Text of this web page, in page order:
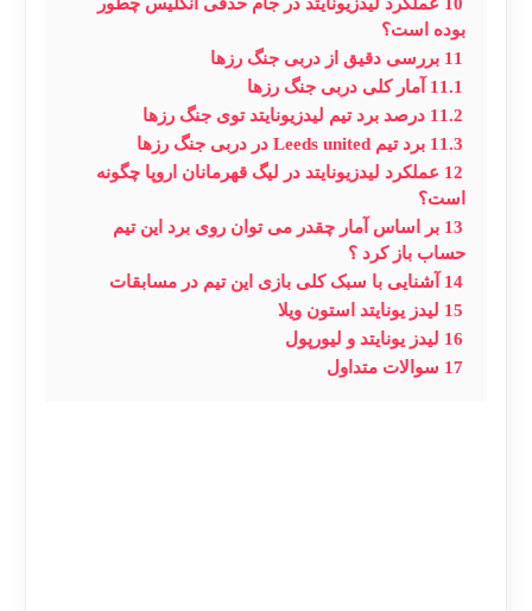
10 عملکرد لیدزیونایتد در جام حذفی انگلیس چطور
بوده است؟
11 بررسی دقیق از دربی جنگ رزها
11.1 آمار کلی دربی جنگ رزها
11.2 درصد برد تیم لیدزیونایتد توی جنگ رزها
11.3 برد تیم Leeds united در دربی جنگ رزها
12 عملکرد لیدزیونایتد در لیگ قهرمانان اروپا چگونه
است؟
13 بر اساس آمار چقدر می توان روی برد این تیم
حساب باز کرد ؟
14
آشنایی با سبک کلی بازی این تیم در مسابقات
15 لیدز یونایتد استون ویلا
16 لیدز یونایتد و لیورپول
17 سوالات متداول